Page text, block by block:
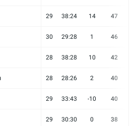
29 38:24 14 47
30 29:28 1 46
28 38:28 10 42
28 28:26 2 40
29 33:43 -10 40
29 30:30 0 38